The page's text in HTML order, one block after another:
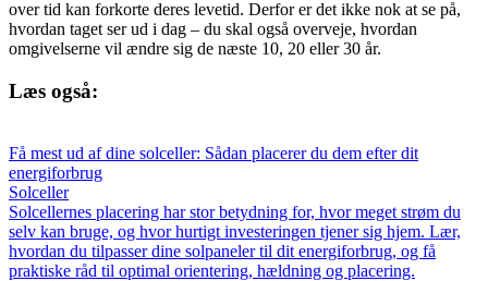
over tid kan forkorte deres levetid. Derfor er det ikke nok at se på,
hvordan taget ser ud i dag – du skal også overveje, hvordan
omgivelserne vil ændre sig de næste 10, 20 eller 30 år.
Læs også:
Få mest ud af dine solceller: Sådan placerer du dem efter dit
energiforbrug
Solceller
Solcellernes placering har stor betydning for, hvor meget strøm du
selv kan bruge, og hvor hurtigt investeringen tjener sig hjem. Lær,
hvordan du tilpasser dine solpaneler til dit energiforbrug, og få
praktiske råd til optimal orientering, hældning og placering.